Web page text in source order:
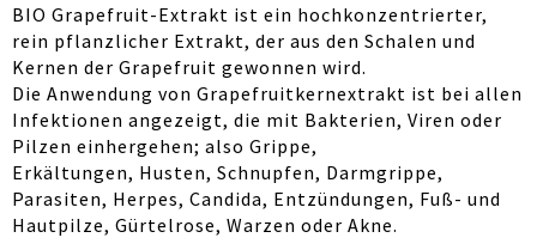
BIO Grapefruit-Extrakt ist ein hochkonzentrierter,
rein pflanzlicher Extrakt, der aus den Schalen und
Kernen der Grapefruit gewonnen wird.
Die Anwendung von Grapefruitkernextrakt ist bei allen
Infektionen angezeigt, die mit Bakterien, Viren oder
Pilzen einhergehen; also Grippe,
Erkältungen, Husten, Schnupfen, Darmgrippe,
Parasiten, Herpes, Candida, Entzündungen, Fuß- und
Hautpilze, Gürtelrose, Warzen oder Akne.